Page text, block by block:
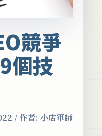
競爭
個技
/ 作者:小店軍師